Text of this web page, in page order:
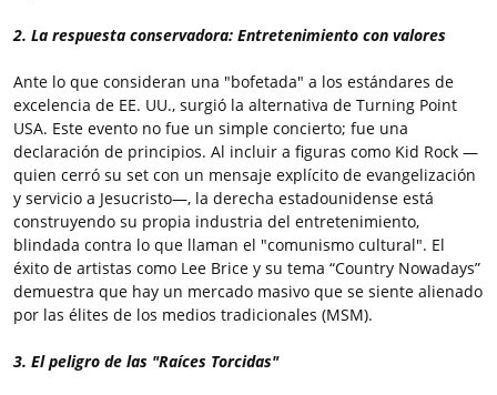
2. La respuesta conservadora: Entretenimiento con valores
Ante lo que consideran una "bofetada" a los estándares de
excelencia de EE. UU., surgió la alternativa de Turning Point
USA. Este evento no fue un simple concierto; fue una
declaración de principios. Al incluir a figuras como Kid Rock —
quien cerró su set con un mensaje explícito de evangelización
y servicio a Jesucristo—, la derecha estadounidense está
construyendo su propia industria del entretenimiento,
blindada contra lo que llaman el "comunismo cultural". El
éxito de artistas como Lee Brice y su tema “Country Nowadays”
demuestra que hay un mercado masivo que se siente alienado
por las élites de los medios tradicionales (MSM).
3. El peligro de las "Raíces Torcidas"